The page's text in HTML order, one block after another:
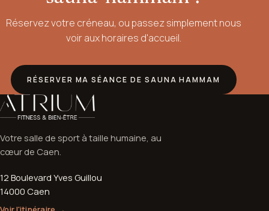
Réservez votre créneau, ou passez simplement nous
voir aux horaires d'accueil.
RÉSERVER MA SÉANCE DE SAUNA HAMMAM
Votre salle de sport à taille humaine, au
cœur de Caen.
12 Boulevard Yves Guillou
14000 Caen